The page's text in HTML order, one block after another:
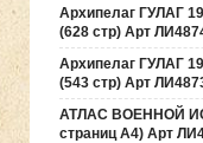
Архипелаг ГУЛАГ
(628 стр) Арт
Архипелаг ГУЛАГ
(543 стр) Арт
АТЛАС ВОЕННОЙ
страниц А4) Арт